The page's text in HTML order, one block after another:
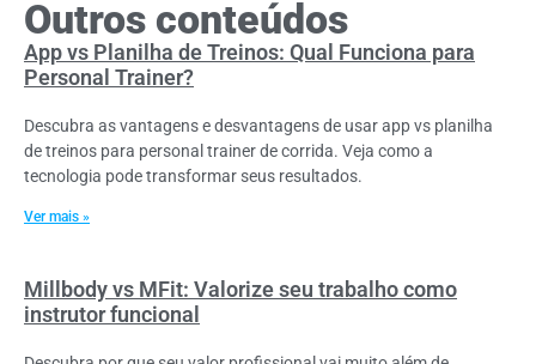
Outros conteúdos
App vs Planilha de Treinos: Qual Funciona para
Personal Trainer?
Descubra as vantagens e desvantagens de usar app vs planilha
de treinos para personal trainer de corrida. Veja como a
tecnologia pode transformar seus resultados.
Ver mais »
Millbody vs MFit: Valorize seu trabalho como
instrutor funcional